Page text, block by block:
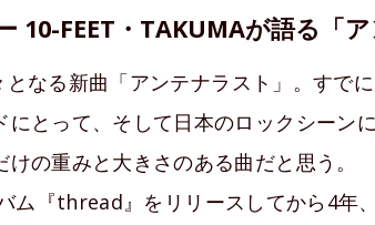
10-FEET・TAKUMAが語る「
となる新曲「アンテナラスト」。すで
にとって、そして日本のロックシーン
の重みと大きさのある曲だと思う。
ム『thread』をリリースしてから4年